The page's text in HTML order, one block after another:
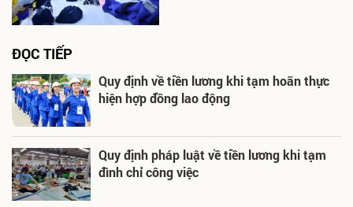
ĐỌC TIẾP
Quy định về tiền lương khi tạm hoãn thực
hiện hợp đồng lao động
Quy định pháp luật về tiền lương khi tạm
đình chỉ công việc